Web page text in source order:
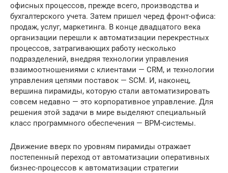
офисных процессов, прежде всего, производства и
бухгалтерского учета. Затем пришел черед фронт-офиса:
продаж, услуг, маркетинга. В конце двадцатого века
организации перешли к автоматизации перекрестных
процессов, затрагивающих работу несколько
подразделений, внедряя технологии управления
взаимоотношениями с клиентами — CRM, и технологии
управления цепями поставок — SCM. И, наконец,
вершина пирамиды, которую стали автоматизировать
совсем недавно — это корпоративное управление. Для
решения этой задачи в мире выделяют специальный
класс программного обеспечения — BPM-системы.
Движение вверх по уровням пирамиды отражает
постепенный переход от автоматизации оперативных
бизнес-процессов к автоматизации стратегии